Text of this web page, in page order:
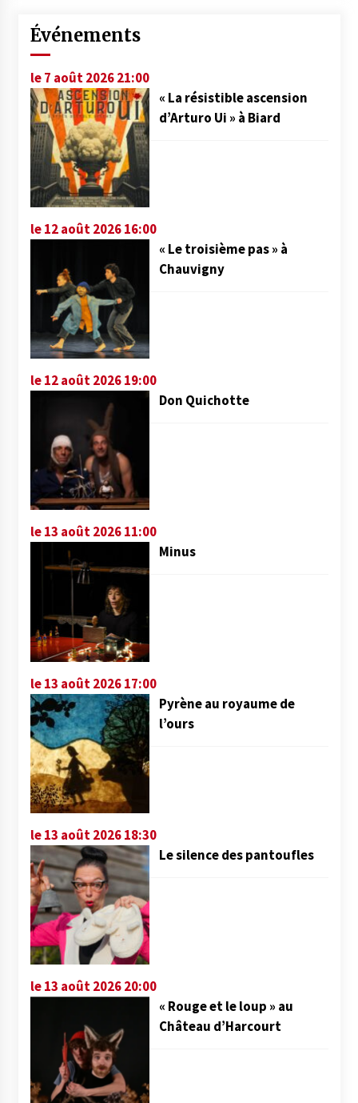
Événements
le 7 août 2026 21:00
« La résistible ascension
d’Arturo Ui » à Biard
le 12 août 2026 16:00
« Le troisième pas » à
Chauvigny
le 12 août 2026 19:00
Don Quichotte
le 13 août 2026 11:00
Minus
le 13 août 2026 17:00
Pyrène au royaume de
l’ours
le 13 août 2026 18:30
Le silence des pantoufles
le 13 août 2026 20:00
« Rouge et le loup » au
Château d’Harcourt